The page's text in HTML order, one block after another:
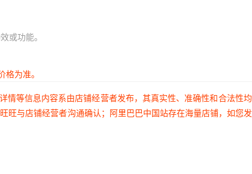
或功能。
为准。
等信息内容系由店铺经营者发布，其真实性、准确性和合法性
与店铺经营者沟通确认；阿里巴巴中国站存在海量店铺，如您